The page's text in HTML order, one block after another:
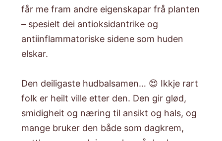
får me fram andre eigenskapar frå planten
– spesielt dei antioksidantrike og
antiinflammatoriske sidene som huden
elskar.
Den deiligaste hudbalsamen… 😍 Ikkje rart
folk er heilt ville etter den. Den gir glød,
smidigheit og næring til ansikt og hals, og
mange bruker den både som dagkrem,